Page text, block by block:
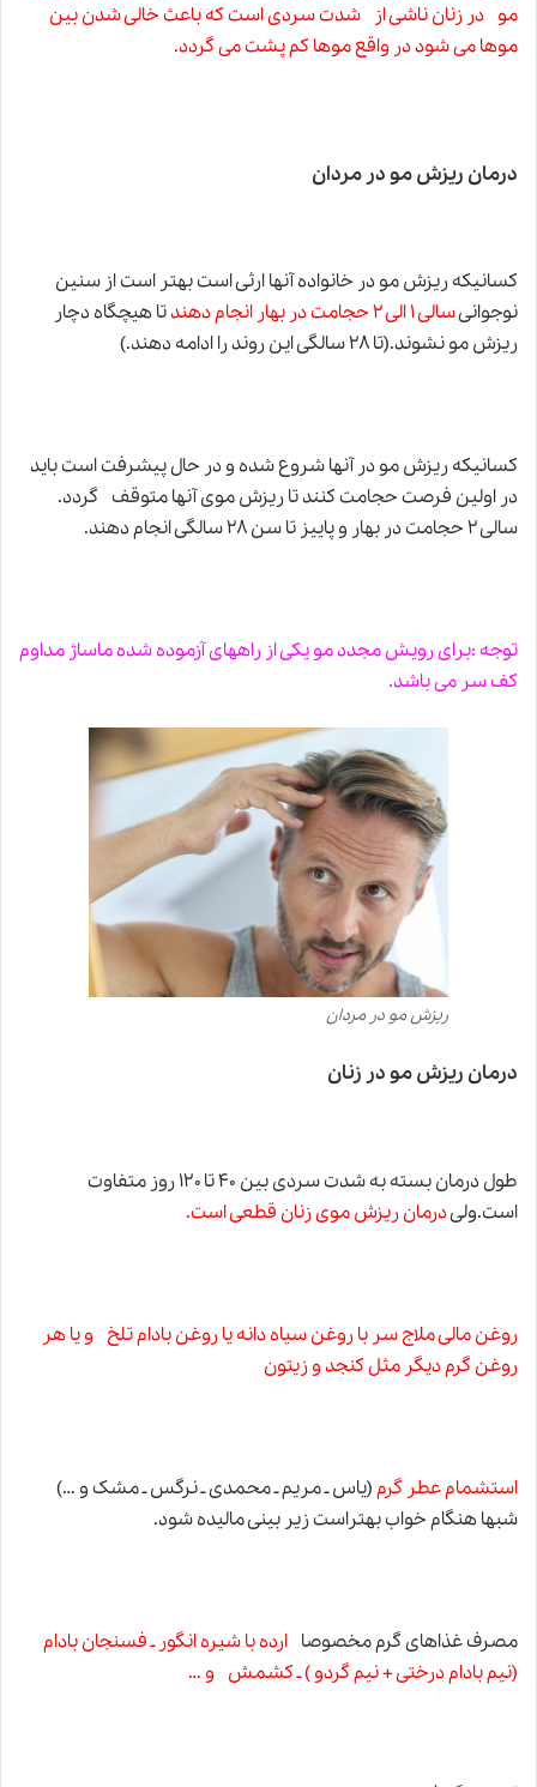
مو در زنان ناشی از شدت سردی است که باعث خالی شدن بین
موها می شود در واقع موها کم پشت می گردد.
درمان ریزش مو در مردان
کسانیکه ریزش مو در خانواده آنها ارثی است بهتر است از سنین
نوجوانیسالی ۱ الی ۲ حجامت در بهار انجام دهند
تا هیچگاه دچار
ریزش مو نشوند.(تا ۲۸ سالگی این روند را ادامه دهند.)
کسانیکه ریزش مو در آنها شروع شده و در حال پیشرفت است باید
در اولین فرصتحجامتکنند تا ریزش موی آنها متوقف گردد.
سالی ۲ حجامت در بهار و پاییز تا سن ۲۸ سالگی انجام دهند.
توجه :برای رویش مجدد مو یکی از راههای آزموده شده ماساژ مداوم
کف سر می باشد.
ریزش مو در مردان
درمان ریزش مو در زنان
طول درمان بسته به شدت سردی بین ۴۰ تا ۱۲۰ روز متفاوت
است.ولیدرمان ریزش موی زنان قطعی است.
روغن مالی ملاج سر با روغن سیاه دانه یا روغن بادام تلخ و یا هر
روغن گرم دیگر مثل کنجد و زیتون
استشمام عطر گرم(یاس ـ مریم ـ محمدی ـ نرگس ـ مشک و …)
شبها هنگام خواب بهتراست زیر بینی مالیده شود.
مصرف غذاهای گرم مخصوصا ارده با شیره انگور ـ فسنجان بادام
(نیم بادام درختی+نیم گردو ) ـ کشمش و …